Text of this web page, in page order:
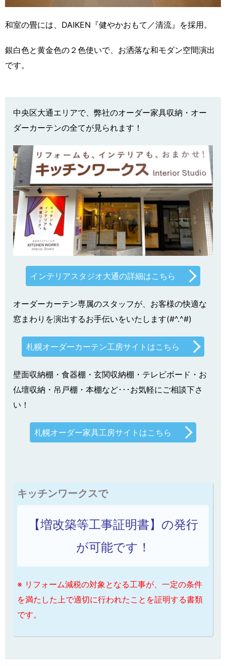
和室の畳には、DAIKEN『健やかおもて／清流』を採用。
銀白色と黄金色の２色使いで、お洒落な和モダン空間演出
です。
中央区大通エリアで、弊社のオーダー家具収納・オー
ダーカーテンの全てが見られます！
インテリアスタジオ大通の詳細はこちら
オーダーカーテン専属のスタッフが、お客様の快適な
窓まわりを演出するお手伝いをいたします(#^.^#)
札幌オーダーカーテン工房サイトはこちら
壁面収納棚・食器棚・玄関収納棚・テレビボード・お
仏壇収納・吊戸棚・本棚など･･･お気軽にご相談下さ
い！
札幌オーダー家具工房サイトはこちら
キッチンワークスで
【増改築等工事証明書】の発行
が可能です！
※ リフォーム減税の対象となる工事が、一定の条件
を満たした上で適切に行われたことを証明する書類
です。